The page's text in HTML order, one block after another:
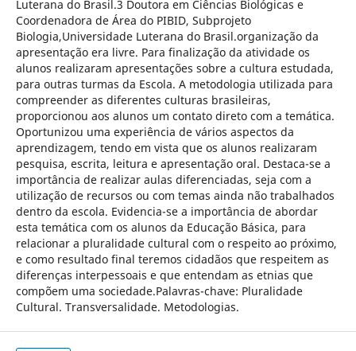
Luterana do Brasil.3 Doutora em Ciências Biológicas e
Coordenadora de Área do PIBID, Subprojeto
Biologia,Universidade Luterana do Brasil.organização da
apresentação era livre. Para finalização da atividade os
alunos realizaram apresentações sobre a cultura estudada,
para outras turmas da Escola. A metodologia utilizada para
compreender as diferentes culturas brasileiras,
proporcionou aos alunos um contato direto com a temática.
Oportunizou uma experiência de vários aspectos da
aprendizagem, tendo em vista que os alunos realizaram
pesquisa, escrita, leitura e apresentação oral. Destaca-se a
importância de realizar aulas diferenciadas, seja com a
utilização de recursos ou com temas ainda não trabalhados
dentro da escola. Evidencia-se a importância de abordar
esta temática com os alunos da Educação Básica, para
relacionar a pluralidade cultural com o respeito ao próximo,
e como resultado final teremos cidadãos que respeitem as
diferenças interpessoais e que entendam as etnias que
compõem uma sociedade.Palavras-chave: Pluralidade
Cultural. Transversalidade. Metodologias.